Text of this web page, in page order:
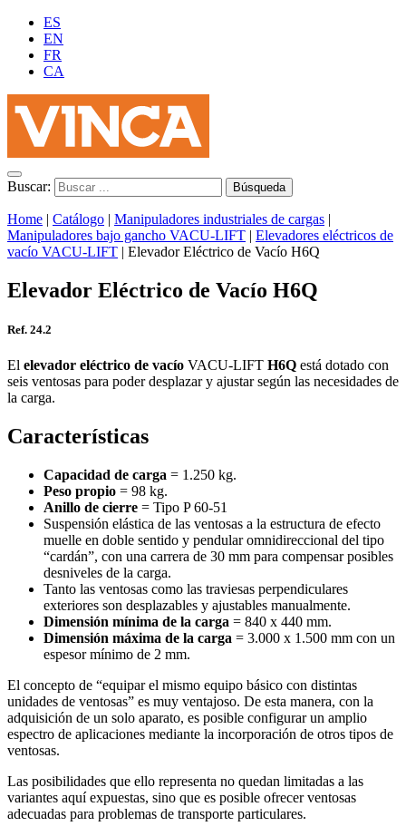
ES
EN
FR
CA
Buscar:
Home | Catálogo | Manipuladores industriales de cargas |
Manipuladores bajo gancho VACU-LIFT | Elevadores eléctricos de
vacío VACU-LIFT | Elevador Eléctrico de Vacío H6Q
Elevador Eléctrico de Vacío H6Q
Ref. 24.2
El elevador eléctrico de vacío VACU-LIFT H6Q está dotado con
seis ventosas para poder desplazar y ajustar según las necesidades de
la carga.
Características
Capacidad de carga = 1.250 kg.
Peso propio = 98 kg.
Anillo de cierre = Tipo P 60-51
Suspensión elástica de las ventosas a la estructura de efecto
muelle en doble sentido y pendular omnidireccional del tipo
“cardán”, con una carrera de 30 mm para compensar posibles
desniveles de la carga.
Tanto las ventosas como las traviesas perpendiculares
exteriores son desplazables y ajustables manualmente.
Dimensión mínima de la carga = 840 x 440 mm.
Dimensión máxima de la carga = 3.000 x 1.500 mm con un
espesor mínimo de 2 mm.
El concepto de “equipar el mismo equipo básico con distintas
unidades de ventosas” es muy ventajoso. De esta manera, con la
adquisición de un solo aparato, es posible configurar un amplio
espectro de aplicaciones mediante la incorporación de otros tipos de
ventosas.
Las posibilidades que ello representa no quedan limitadas a las
variantes aquí expuestas, sino que es posible ofrecer ventosas
adecuadas para problemas de transporte particulares.